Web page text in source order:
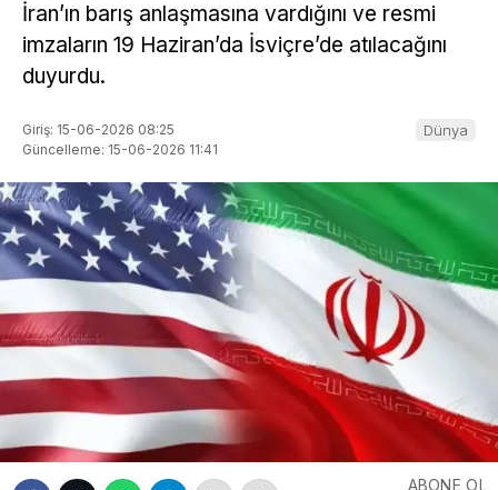
İran’ın barış anlaşmasına vardığını ve resmi
imzaların 19 Haziran’da İsviçre’de atılacağını
duyurdu.
Giriş: 15-06-2026 08:25
Güncelleme: 15-06-2026 11:41
Dünya
ABONE OL